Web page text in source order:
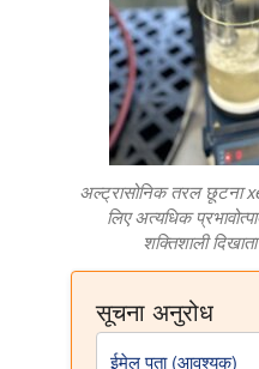
अल्ट्रासोनिक तरल छूटना
लिए अत्यधिक
शक्तिशाली
सूचना अनुरोध
ईमेल पता (आवश्यक)